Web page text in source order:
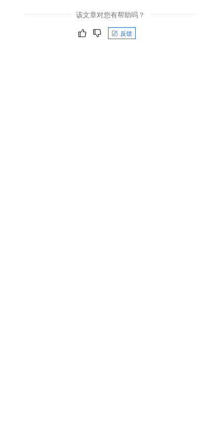
该文章对您有帮助吗？
反馈